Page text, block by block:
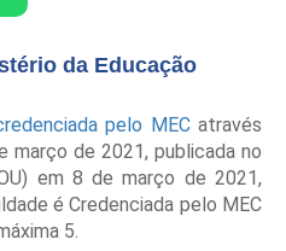
da Educação
pelo MECatravés
março de 2021, publicada no
em 8 de março de 2021,
é Credenciada pelo MEC
5.